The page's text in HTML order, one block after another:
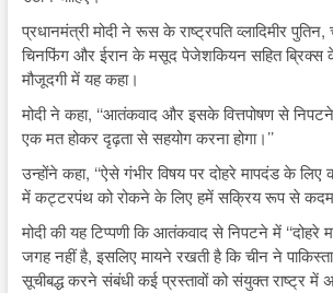
प्रधानमंत्री मोदी ने रूस के राष्ट्रपति व्लादिमीर पुतिन,
चिनफिंग और ईरान के मसूद पेजेशकियन सहित ब्रिक्स
मौजूदगी में यह कहा।
मोदी ने कहा, ‘‘आतंकवाद और इसके वित्तपोषण से
एक मत होकर दृढ़ता से सहयोग करना होगा।’’
उन्होंने कहा, ‘‘ऐसे गंभीर विषय पर दोहरे मापदंड के
में कट्टरपंथ को रोकने के लिए हमें सक्रिय रूप से कदम
मोदी की यह टिप्पणी कि आतंकवाद से निपटने में ‘‘दोहरे
जगह नहीं है, इसलिए मायने रखती है कि चीन ने
सूचीबद्ध करने संबंधी कई प्रस्तावों को संयुक्त राष्ट्र में